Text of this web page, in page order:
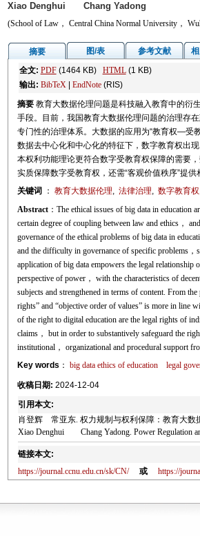
Xiao Denghui Chang Yadong
(School of Law， Central China Normal University，
摘要 图/表 参考文献
全文: PDF(1464 KB) HTML(1 KB)
输出: BibTeX| EndNote(RIS)
摘要 教育大数据伦理问题是科技融入教育中的衍
手段。目前，我国教育大数据伦理问题的治理存
专门性的治理体系。大数据的应用为“教育权—受
数据去中心化和中心化的特征下，数字教育权出
本权利功能理论更符合数字受教育权保障的需要
实质保障数字受教育权，还需“客观价值秩序”提
关键词
： 教育大数据伦理, 法律治理, 数字教育权
Abstract：The ethical issues of big data in education
certain degree of coupling between law and ethics，
governance of the ethical problems of big data in
and the difficulty in governance of specific problems，
application of big data empowers the legal
perspective of power， with the characteristics of
subjects and strengthened in terms of content. From
rights” and “objective order of values” is more in line
of the right to digital education are the legal rights of
claims， but in order to substantively safeguard the
institutional， organizational and procedural support
Key words ： big data ethics of education legal
收稿日期: 2024-12-04
引用本文:
肖登辉 常亚东. 权力规制与权利保障：教育大数
Xiao Denghui Chang Yadong. Power Regulation
链接本文:
https://journal.ccnu.edu.cn/sk/CN/
或 https://